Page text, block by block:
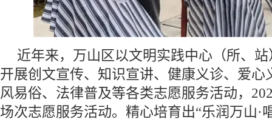
近年来，万山区以文明实践中心（所、
开展创文宣传、知识宣讲、健康义诊、爱心
风易俗、法律普及等各类志愿服务活动，
场次志愿服务活动。精心培育出“乐润万山·